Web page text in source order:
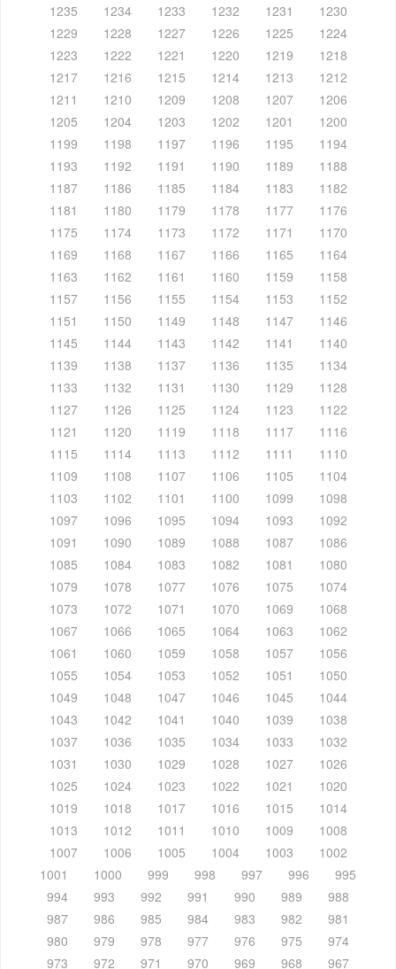
1235
1234 1233 1232 1231
1230
1229
1228 1227 1226 1225
1224
1223
1222 1221 1220 1219
1218
1217
1216 1215 1214 1213
1212
1211
1210 1209 1208 1207
1206
1205
1204 1203 1202 1201
1200
1199
1198 1197 1196 1195
1194
1193
1192 1191 1190 1189
1188
1187
1186 1185 1184 1183
1182
1181
1180 1179 1178 1177
1176
1175
1174 1173 1172 1171
1170
1169
1168 1167 1166 1165
1164
1163
1162 1161 1160 1159
1158
1157
1156 1155 1154 1153
1152
1151
1150 1149 1148 1147
1146
1145
1144 1143 1142 1141
1140
1139
1138 1137 1136 1135
1134
1133
1132 1131 1130 1129
1128
1127
1126 1125 1124 1123
1122
1121
1120 1119 1118 1117
1116
1115
1114 1113 1112 1111
1110
1109
1108 1107 1106 1105
1104
1103
1102 1101 1100 1099
1098
1097
1096 1095 1094 1093
1092
1091
1090 1089 1088 1087
1086
1085
1084 1083 1082 1081
1080
1079
1078 1077 1076 1075
1074
1073
1072 1071 1070 1069
1068
1067
1066 1065 1064 1063
1062
1061
1060 1059 1058 1057
1056
1055
1054 1053 1052 1051
1050
1049
1048 1047 1046 1045
1044
1043
1042 1041 1040 1039
1038
1037
1036 1035 1034 1033
1032
1031
1030 1029 1028 1027
1026
1025
1024 1023 1022 1021
1020
1019
1018 1017 1016 1015
1014
1013
1012 1011 1010 1009
1008
1007
1006 1005 1004 1003
1002
1001
1000 999 998 997 996
995
994
993 992 991 990 989
988
987
986 985 984 983 982
981
980
979 978 977 976 975
974
973
972 971 970 969 968 967